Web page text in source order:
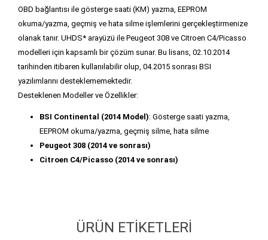
OBD bağlantısı ile gösterge saati (KM) yazma, EEPROM
okuma/yazma, geçmiş ve hata silme işlemlerini gerçekleştirmenize
olanak tanır. UHDS* arayüzü ile Peugeot 308 ve Citroen C4/Picasso
modelleri için kapsamlı bir çözüm sunar. Bu lisans, 02.10.2014
tarihinden itibaren kullanılabilir olup, 04.2015 sonrası BSI
yazılımlarını desteklememektedir.
Desteklenen Modeller ve Özellikler:
BSI Continental (2014 Model): Gösterge saati yazma,
EEPROM okuma/yazma, geçmiş silme, hata silme
Peugeot 308 (2014 ve sonrası)
Citroen C4/Picasso (2014 ve sonrası)
ÜRÜN ETIKETLERI